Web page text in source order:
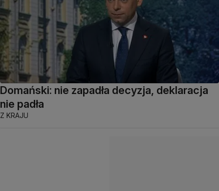
Domański: nie zapadła decyzja, deklaracja
nie padła
Z KRAJU